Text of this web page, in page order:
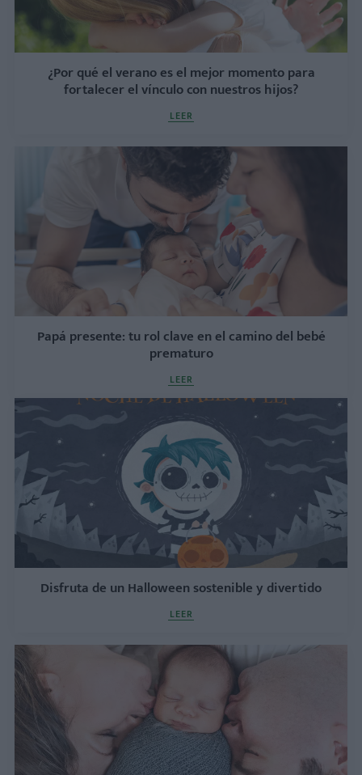
¿Por qué el verano es el mejor momento para
fortalecer el vínculo con nuestros hijos?
LEER
Papá presente: tu rol clave en el camino del bebé
prematuro
LEER
Disfruta de un Halloween sostenible y divertido
LEER